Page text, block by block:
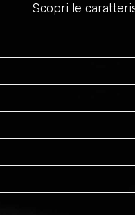
Scopri le